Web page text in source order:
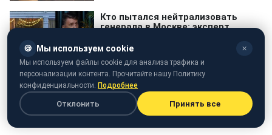
🍪 Мы используем cookie ✕
Мы используем файлы cookie для анализа трафика и
персонализации контента. Прочитайте нашу Политику
конфиденциальности. Подробнее
Отклонить Принять все